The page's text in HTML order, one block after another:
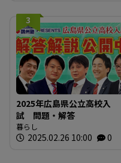
3
2025年広島県公立高校入
試 問題・解答
暮らし
2025.02.26 10:00 0